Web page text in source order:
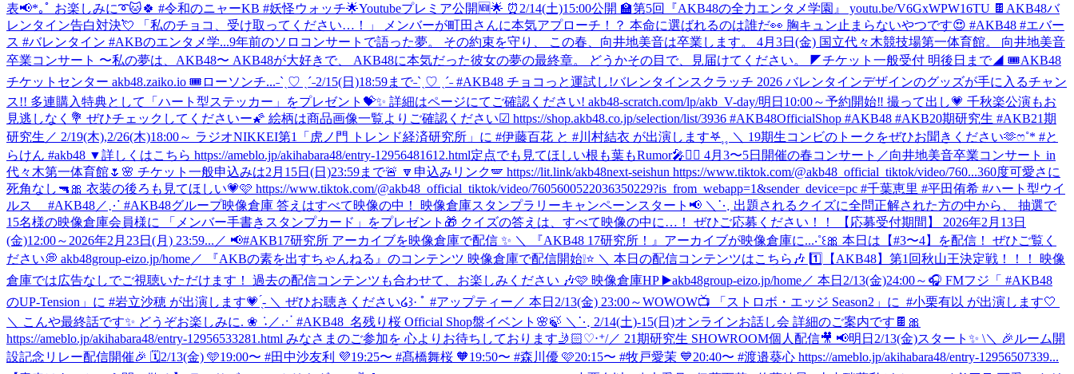
表📢*｡ﾟ お楽しみに➰🐱🍀 #令和のニャーKB #妖怪ウォッチ🌟Youtubeプレミア公開🆕🌟 ⏰2/14(土)15:00公開 🏫第5回『AKB48の全力エンタメ学園』 youtu.be/V6GxWPW16TU 🍫AKB48バ
レンタイン告白対決💘 「私のチョコ、受け取ってください…！」 メンバーが町田さんに本気アプローチ！？ 本命に選ばれるのは誰だ👀 胸キュン止まらないやつです😍 #AKB48 #エバー
ス #バレンタイン #AKBのエンタメ学...9年前のソロコンサートで語った夢。 その約束を守り、 この春、向井地美音は卒業します。 4月3日(金) 国立代々木競技場第一体育館。 向井地美音
卒業コンサート 〜私の夢は、AKB48〜 AKB48が大好きで、 AKB48に本気だった彼女の夢の最終章。 どうかその目で、見届けてください。 ◤チケット一般受付 明後日まで◢ 🎟AKB48
チケットセンター akb48.zaiko.io 🎟ローソンチ...˗ˋˏ♡ ˎˊ˗2/15(日)18:59まで˗ˋˏ♡ ˎˊ˗ #AKB48 チョコっと運試し!バレンタインスクラッチ 2026 バレンタインデザインのグッズが手に入るチャン
ス!! 多連購入特典として「ハート型ステッカー」をプレゼント💝✨ 詳細はページにてご確認ください! akb48-scratch.com/lp/akb_V-day/明日10:00～予約開始‼️ 撮って出し💗 千秋楽公演もお
見逃しなく💐 ぜひチェックしてくださいー🌠 絵柄は商品画像一覧よりご確認ください☑ https://shop.akb48.co.jp/selection/list/3936 #AKB48OfficialShop #AKB48 #AKB20期研究生 #AKB21期
研究生 ／ 2/19(木),2/26(木)18:00～ ラジオNIKKEI第1「虎ノ門 トレンド経済研究所」に #伊藤百花 と #川村結衣 が出演します𖤐⸒⸒ ＼ 19期生コンビのトークをぜひお聞きください🫶ෆ˚* #と
らけん #akb48 ▼詳しくはこちら https://ameblo.jp/akihabara48/entry-12956481612.html定点でも見てほしい根も葉もRumor🎤❤️‍🔥 4月3〜5日開催の春コンサート／向井地美音卒業コンサート in
代々木第一体育館🌷🌸 チケット一般申込みは2月15日(日)23:59まで🚨 🔽申込みリンク🪽 https://lit.link/akb48next-seishun https://www.tiktok.com/@akb48_official_tiktok/video/760...360度可愛さに
死角なし🔫🎀 衣装の後ろも見てほしい💗🩷 https://www.tiktok.com/@akb48_official_tiktok/video/7605600522036350229?is_from_webapp=1&sender_device=pc #千葉恵里 #平田侑希 #ハート型ウイ
ルス #AKB48／⋰ #AKB48グループ映像倉庫 答えはすべて映像の中！ 映像倉庫スタンプラリーキャンペーンスタート📢 ＼⋱ 出題されるクイズに全問正解された方の中から、 抽選で
15名様の映像倉庫会員様に 「メンバー手書きスタンプカード」をプレゼント🎁 クイズの答えは、すべて映像の中に…！ ぜひご応募ください！！ 【応募受付期間】 2026年2月13日
(金)12:00～2026年2月23日(月) 23:59... ／ 📢#AKB17研究所 アーカイブを映像倉庫で配信 ✨ ＼ 『AKB48 17研究所！』アーカイブが映像倉庫に...‧˚꒰🎀 本日は【#3〜4】を配信！ ぜひご覧く
ださい💭 akb48group-eizo.jp/home／ 『AKBの素を出すちゃんねる』のコンテンツ 映像倉庫で配信開始❕⭐️ ＼ 本日の配信コンテンツはこちら🎶 1️⃣【AKB48】第1回秋山王決定戦！！！ 映像
倉庫では広告なしでご視聴いただけます！ 過去の配信コンテンツも合わせて、お楽しみください 🎶🩷 映像倉庫HP ▶️akb48group-eizo.jp/home／ 本日2/13(金)24:00～🎧 FMフジ「 #AKB48
のUP-Tension」に #岩立沙穂 が出演します💗 ̖́- ＼ ぜひお聴きください໒꒱· ﾟ #アップティー ‎／ ‎本日2/13(金) 23:00～WOWOW📺 ‎「ストロボ・エッジ Season2」に ‎ ⁦‪#小栗有以‬⁩ が出演します🤍 ‎
＼ ‎こんや最終話です✨ ‎どうぞお楽しみに. ❀ ݁ ˖ ／⋰ #AKB48_名残り桜 Official Shop盤イベント🌸🍃 ＼⋱ 2/14(土)-15(日)オンラインお話し会 詳細のご案内です🍫🎀
https://ameblo.jp/akihabara48/entry-12956533281.html みなさまのご参加を 心よりお待ちしております🤳🏻♡‧⁺/／ 21期研究生 SHOWROOM個人配信🎥 📢明日2/13(金)スタート✨ \＼ 🎉ルーム開
設記念リレー配信開催🎉 🗓️2/13(金) 🩵19:00〜 #田中沙友利 💜19:25〜 #髙橋舞桜 🧡19:50〜 #森川優 🩷20:15〜 #牧戸愛茉 💙20:40〜 #渡邉葵心 https://ameblo.jp/akihabara48/entry-12956507339...